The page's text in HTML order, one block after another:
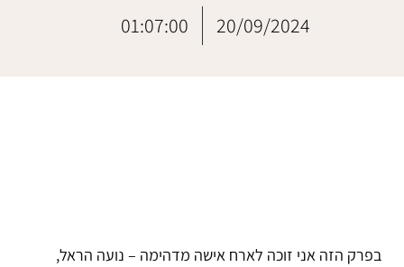
20/09/2024
01:07:00
בפרק הזה אני זוכה לארח אישה מדהימה – נועה הראל,